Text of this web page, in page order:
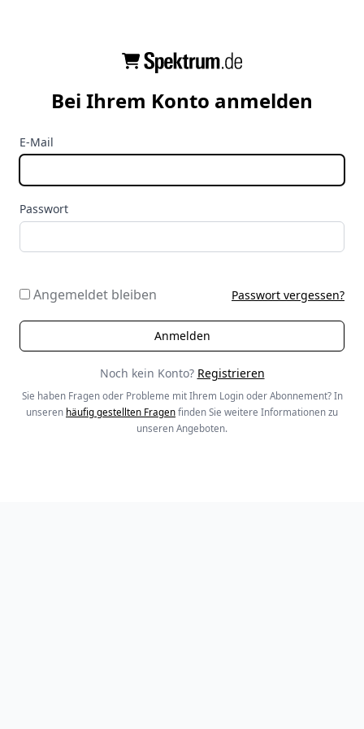
Bei Ihrem Konto anmelden
E-Mail
Passwort
Angemeldet bleiben Passwort vergessen?
Noch kein Konto? Registrieren
Sie haben Fragen oder Probleme mit Ihrem Login oder Abonnement? In
unseren häufig gestellten Fragen finden Sie weitere Informationen zu
unseren Angeboten.